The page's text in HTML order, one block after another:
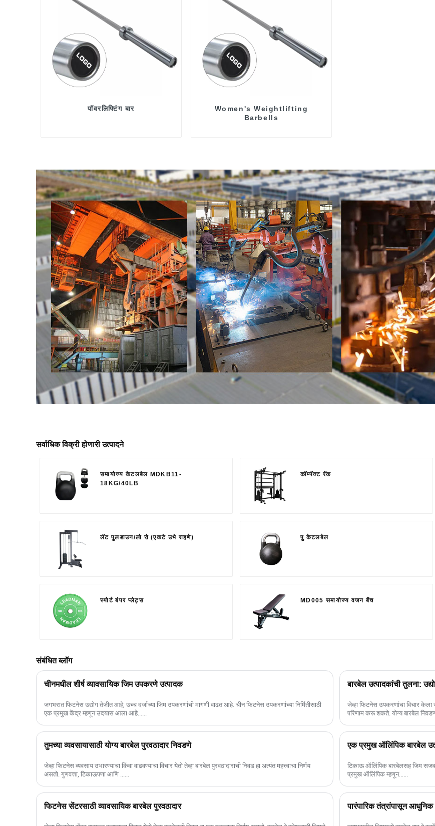
पॉवरलिफ्टिंग बार
Women's Weightlifting
Barbells
सर्वाधिक विक्री होणारी उत्पादने
समायोज्य केटलबेल MDKB11-
18KG/40LB
कॉम्पॅक्ट रॅक
लॅट पुलडाउन/लो रो (एकटे उभे राहणे) पु केटलबेल
स्पोर्ट बंपर प्लेट्स MD005 समायोज्य वजन बेंच
संबंधित ब्लॉग
चीनमधील शीर्ष व्यावसायिक जिम उपकरणे उत्पादक
जगभरात फिटनेस उद्योग तेजीत आहे, उच्च दर्जाच्या जिम उपकरणांची मागणी वाढत आहे. चीन फिटनेस उपकरणांच्या निर्मितीसाठी
एक प्रमुख केंद्र म्हणून उदयास आला आहे......
बारबेल उत्पादकांची तुलना:
जेव्हा फिटनेस उपकरणांचा विचार केला
परिणाम करू शकते. योग्य बारबेल
तुमच्या व्यवसायासाठी योग्य बारबेल पुरवठादार निवडणे
जेव्हा फिटनेस व्यवसाय उभारण्याचा किंवा वाढवण्याचा विचार येतो तेव्हा बारबेल पुरवठादाराची निवड हा अत्यंत महत्त्वाचा निर्णय
असतो. गुणवत्ता, टिकाऊपणा आणि ......
एक प्रमुख ऑलिंपिक बारबेल
टिकाऊ ऑलिंपिक बारबेलसह जिम
प्रमुख ऑलिंपिक म्हणून......
फिटनेस सेंटरसाठी व्यावसायिक बारबेल पुरवठादार पारंपारिक तंत्रांपासून आधुनिक